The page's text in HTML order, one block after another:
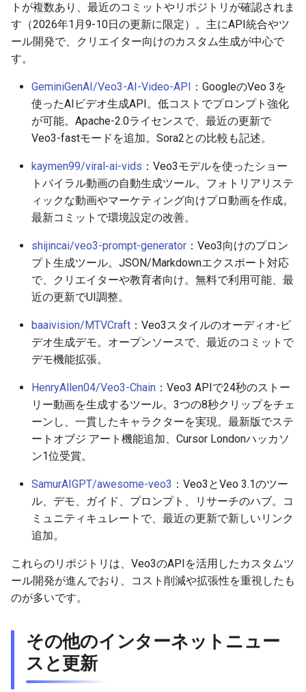
2026-05-19
2026-05-18
2026-05-17
2026-05-16
2026-05-15
2026-05-14
2026-05-13
2026-05-12
2026-05-11
2026-05-09
2026-05-08
2026-05-07
2026-05-05
2026-05-04
2026-05-02
2026-04-30
2025-11-03
2025-11-02
2025-11-01
2025-10-31
2025-10-30
2025-10-29
2025-10-28
2025-10-27
2025-10-26
2025-10-24
2025-10-23
2025-10-22
2025-10-20
2025-10-19
2025-10-17
2025-10-15
2026-05-19
2026-05-18
2026-05-17
2026-05-16
2026-05-15
2026-05-14
2026-05-13
2026-05-12
2026-05-11
2026-05-09
2026-05-08
2026-05-07
2026-05-05
2026-05-04
2026-05-02
2026-04-30
2025-11-03
2025-11-02
2025-11-01
2025-10-31
2025-10-30
2025-10-29
2025-10-28
2025-10-27
2025-10-26
2025-10-24
2025-10-23
2025-10-22
2025-10-20
2025-10-19
2025-10-17
2025-10-15
2026-05-16
2026-05-15
2026-05-14
2026-05-13
2026-05-12
2026-05-11
2026-05-10
2026-05-09
2026-05-08
2026-05-06
2026-05-05
2026-05-04
2026-05-02
2026-05-01
2026-04-29
2026-04-27
2025-11-03
2025-11-02
2025-11-01
2025-10-31
2025-10-30
2025-10-29
2025-10-28
2025-10-27
2025-10-26
2025-10-24
2025-10-23
2025-10-22
2025-10-20
2025-10-19
2025-10-17
2025-10-15
2025-11-03
2025-11-02
2025-11-01
2025-10-31
2025-10-29
2025-10-28
2025-10-27
2025-10-26
2025-10-24
2025-10-23
2025-10-22
2025-10-21
2025-10-20
2025-10-19
2025-10-17
2025-10-15
2025-10-14
2026-05-18
トが複数あり、最近のコミットやリポジトリが確認されま
す（2026年1月9-10日の更新に限定）。主にAPI統合やツ
ール開発で、クリエイター向けのカスタム生成が中心で
す。
GeminiGenAI/Veo3-AI-Video-API
：GoogleのVeo 3を
使ったAIビデオ生成API。低コストでプロンプト強化
が可能。Apache-2.0ライセンスで、最近の更新で
Veo3-fastモードを追加。Sora2との比較も記述。
kaymen99/viral-ai-vids ：Veo3モデルを使ったショー
トバイラル動画の自動生成ツール。フォトリアリステ
ィックな動画やマーケティング向けプロ動画を作成。
最新コミットで環境設定の改善。
shijincai/veo3-prompt-generator ：Veo3向けのプロン
プト生成ツール。JSON/Markdownエクスポート対応
で、クリエイターや教育者向け。無料で利用可能、最
近の更新でUI調整。
baaivision/MTVCraft ：Veo3スタイルのオーディオ-ビ
デオ生成デモ。オープンソースで、最近のコミットで
デモ機能拡張。
HenryAllen04/Veo3-Chain ：Veo3 APIで24秒のストー
リー動画を生成するツール。3つの8秒クリップをチェ
ーンし、一貫したキャラクターを実現。最新版でステ
ートオブジ アート機能追加、Cursor Londonハッカソ
ン1位受賞。
SamurAIGPT/awesome-veo3 ：Veo3とVeo 3.1のツー
ル、デモ、ガイド、プロンプト、リサーチのハブ。コ
ミュニティキュレートで、最近の更新で新しいリンク
追加。
これらのリポジトリは、Veo3のAPIを活用したカスタムツ
ール開発が進んでおり、コスト削減や拡張性を重視したも
のが多いです。
その他のインターネットニュー
スと更新